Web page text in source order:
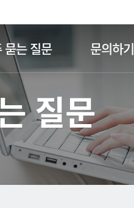
묻는 질문 문의하기
질문